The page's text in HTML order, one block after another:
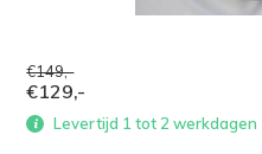
€149,-
€129,-
Levertijd 1 tot 2 werkdagen